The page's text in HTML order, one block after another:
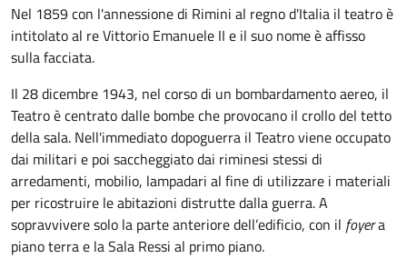
Nel 1859 con l'annessione di Rimini al regno d'Italia il teatro è
intitolato al re Vittorio Emanuele II e il suo nome è affisso
sulla facciata.
Il 28 dicembre 1943, nel corso di un bombardamento aereo, il
Teatro è centrato dalle bombe che provocano il crollo del tetto
della sala. Nell'immediato dopoguerra il Teatro viene occupato
dai militari e poi saccheggiato dai riminesi stessi di
arredamenti, mobilio, lampadari al fine di utilizzare i materiali
per ricostruire le abitazioni distrutte dalla guerra. A
sopravvivere solo la parte anteriore dell’edificio, con il foyera
piano terra e la Sala Ressi al primo piano.